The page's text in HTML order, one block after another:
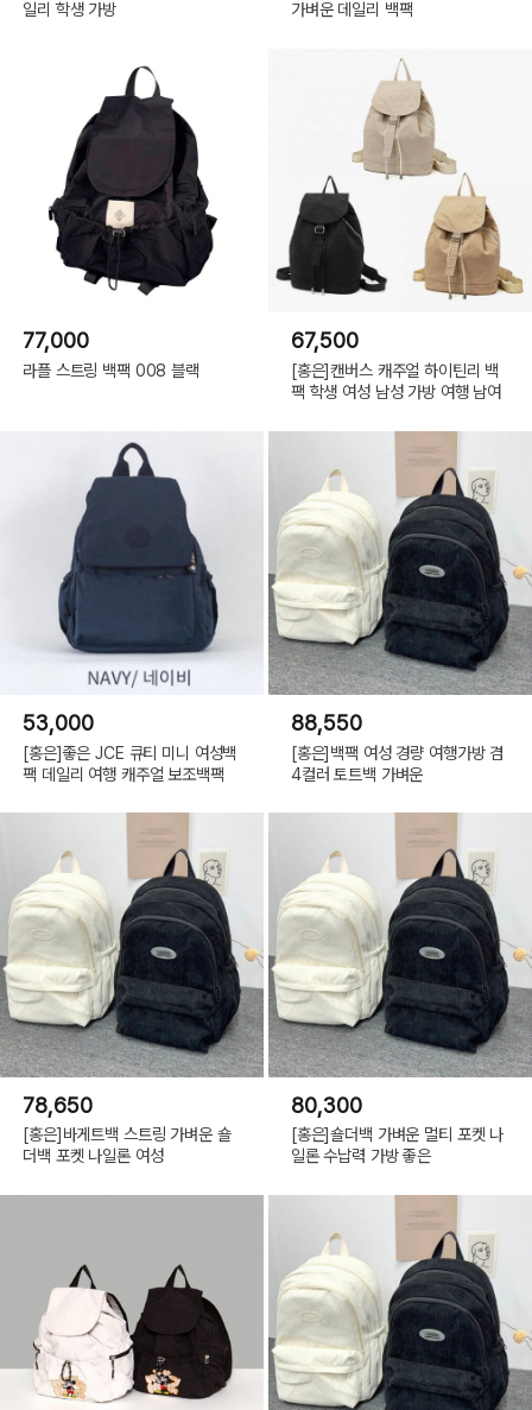
일리 학생 가방
가벼운 데일리 백팩
77,000
라플 스트링 백팩 008 블랙
67,500
[홍은]캔버스 캐주얼 하이틴리 백
팩 학생 여성 남성 가방 여행 남여
53,000
[홍은]좋은 JCE 큐티 미니 여성백
팩 데일리 여행 캐주얼 보조백팩
88,550
[홍은]백팩 여성 경량 여행가방 겸
4컬러 토트백 가벼운
78,650
[홍은]바게트백 스트링 가벼운 숄
더백 포켓 나일론 여성
80,300
[홍은]숄더백 가벼운 멀티 포켓 나
일론 수납력 가방 좋은